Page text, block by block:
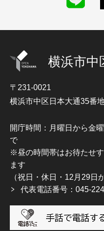
横浜市中
〒231-0021
横浜市中区日本大通35番
開庁時間：月曜日から金
で
※昼の時間帯はお待たせ
ます
（祝日・休日・12月29日
代表電話番号：045-